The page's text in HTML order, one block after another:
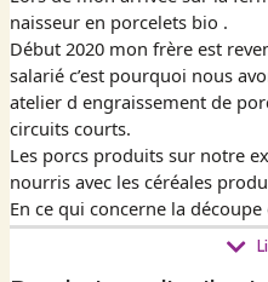
naisseur en porcelets bio .
Début 2020 mon frère est
salarié c’est pourquoi nous
atelier d engraissement de
circuits courts.
Les porcs produits sur notre
nourris avec les céréales
En ce qui concerne la
travaillons directement avec
installer en tant que prestataire.